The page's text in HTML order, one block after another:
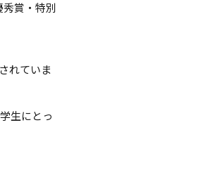
賞・特別
れていま
生にとっ